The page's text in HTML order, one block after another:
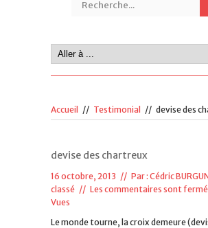
Accueil // Testimonial // devise des
devise des chartreux
16 octobre, 2013 // Par : Cédric
classé // Les commentaires sont
Vues
Le monde tourne, la croix demeure